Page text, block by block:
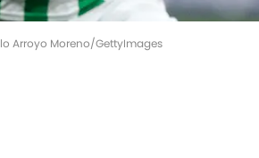
Arroyo Moreno/GettyImages